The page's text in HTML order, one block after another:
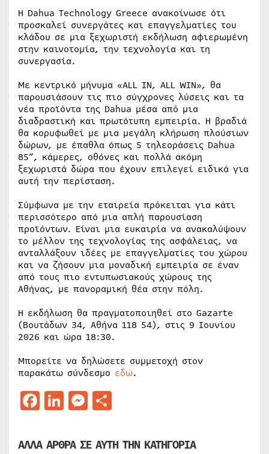
Η Dahua Technology Greece ανακοίνωσε ότι
προσκαλεί συνεργάτες και επαγγελματίες του
κλάδου σε μια ξεχωριστή εκδήλωση αφιερωμένη
στην καινοτομία, την τεχνολογία και τη
συνεργασία.
Με κεντρικό μήνυμα «ALL IN, ALL WIN», θα
παρουσιάσουν τις πιο σύγχρονες λύσεις και τα
νέα προϊόντα της Dahua μέσα από μια
διαδραστική και πρωτότυπη εμπειρία. Η βραδιά
θα κορυφωθεί με μια μεγάλη κλήρωση πλούσιων
δώρων, με έπαθλα όπως 5 τηλεοράσεις Dahua
85”, κάμερες, οθόνες και πολλά ακόμη
ξεχωριστά δώρα που έχουν επιλεγεί ειδικά για
αυτή την περίσταση.
Σύμφωνα με την εταιρεία πρόκειται για κάτι
περισσότερο από μια απλή παρουσίαση
προϊόντων. Είναι μια ευκαιρία να ανακαλύψουν
το μέλλον της τεχνολογίας της ασφάλειας, να
ανταλλάξουν ιδέες με επαγγελματίες του χώρου
και να ζήσουν μια μοναδική εμπειρία σε έναν
από τους πιο εντυπωσιακούς χώρους της
Αθήνας, με πανοραμική θέα στην πόλη.
Η εκδήλωση θα πραγματοποιηθεί στο Gazarte
(Βουτάδων 34, Αθήνα 118 54), στις 9 Ιουνίου
2026 και ώρα 18:30.
Μπορείτε να δηλώσετε συμμετοχή στον
παρακάτω σύνδεσμο εδώ.
Facebook
LinkedIn
Messenger
ΑΛΛΑ ΑΡΘΡΑ ΣΕ ΑΥΤΗ ΤΗΝ ΚΑΤΗΓΟΡΙΑ